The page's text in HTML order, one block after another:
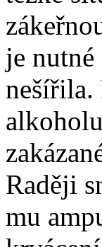
je
nešířila.
Raději
mu